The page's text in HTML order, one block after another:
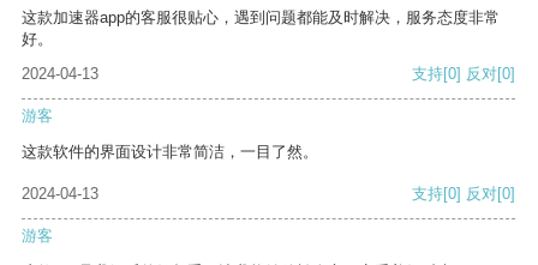
这款加速器app的客服很贴心，遇到问题都能及时解决，服务态度非常
好。
2024-04-13
支持[0] 反对[0]
游客
这款软件的界面设计非常简洁，一目了然。
2024-04-13 支持[0] 反对[0]
游客